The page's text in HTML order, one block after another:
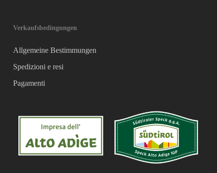
Verkaufsbedingungen
Allgemeine Bestimmungen
Spedizioni e resi
Pagamenti